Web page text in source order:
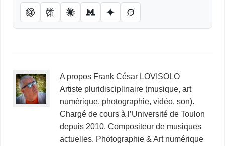
A propos Frank César LOVISOLO
Artiste pluridisciplinaire (musique, art
numérique, photographie, vidéo, son).
Chargé de cours à l’Université de Toulon
depuis 2010. Compositeur de musiques
actuelles. Photographie & Art numérique